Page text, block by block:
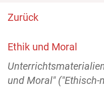
Zurück
Ethik und Moral
und Moral"